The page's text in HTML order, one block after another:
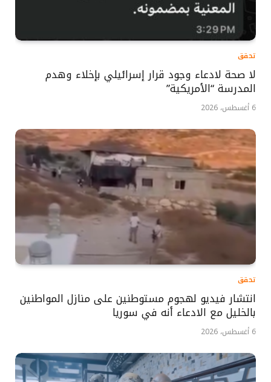
تحقق
لا صحة لادعاء وجود قرار إسرائيلي بإخلاء وهدم
المدرسة “الأمريكية”
6 أغسطس، 2026
تحقق
انتشار فيديو لهجوم مستوطنين على منازل المواطنين
بالخليل مع الادعاء أنه في سوريا
6 أغسطس، 2026